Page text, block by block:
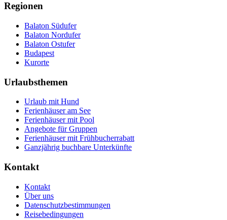
Regionen
Balaton Südufer
Balaton Nordufer
Balaton Ostufer
Budapest
Kurorte
Urlaubsthemen
Urlaub mit Hund
Ferienhäuser am See
Ferienhäuser mit Pool
Angebote für Gruppen
Ferienhäuser mit Frühbucherrabatt
Ganzjährig buchbare Unterkünfte
Kontakt
Kontakt
Über uns
Datenschutzbestimmungen
Reisebedingungen